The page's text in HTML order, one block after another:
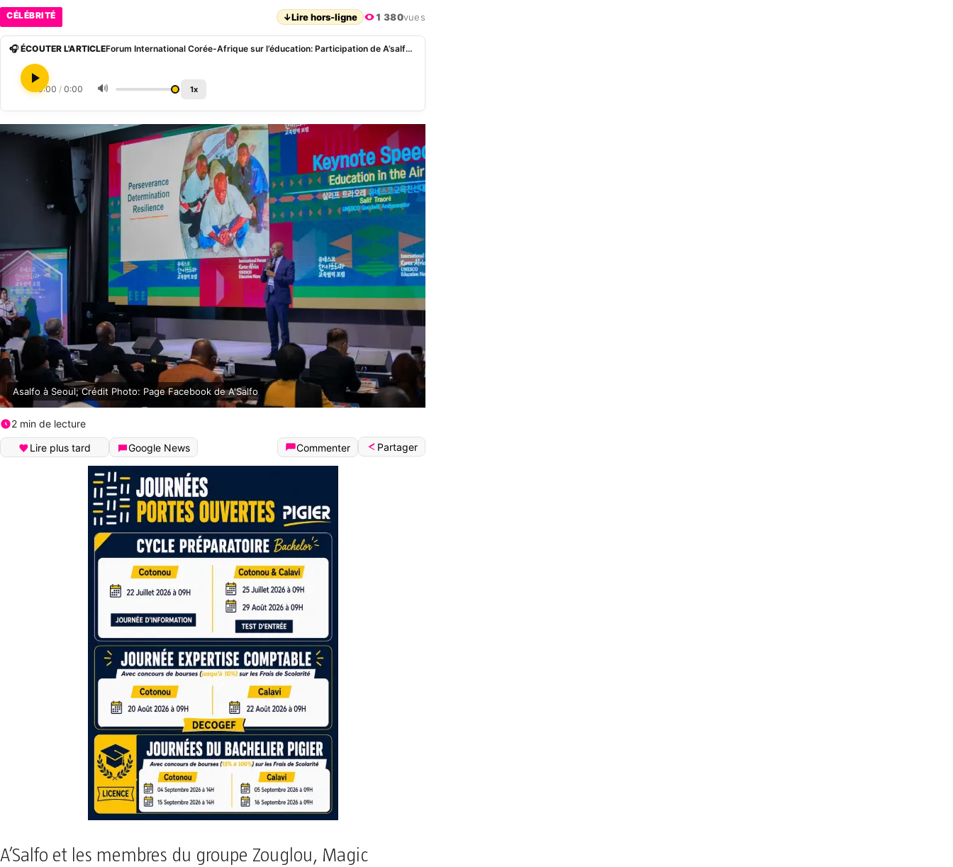
CÉLÉBRITÉ ↓Lire hors-ligne 1 380vues
🎧 ÉCOUTER L'ARTICLE Forum International Corée-Afrique sur l’éducation: Participation de A’salfo en tant qu’ambassadeur de l’UNESCO
0:00 / 0:00 🔊 1x
Asalfo à Seoul; Crédit Photo: Page Facebook de A'Salfo
2 min de lecture
Lire plus tard
Google News Commenter Partager
A’Salfo et les membres du groupe Zouglou, Magic